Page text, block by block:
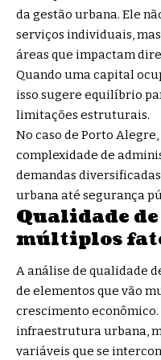
da gestão urbana. Ele
serviços individuais,
áreas que impactam
Quando uma capital
isso sugere equilíbrio
limitações estruturais.
No caso de Porto
complexidade de
demandas
urbana até segurança
Qualidade
múltiplos
A análise de qualidade
de elementos que vão
crescimento econômico.
infraestrutura urbana,
variáveis que se